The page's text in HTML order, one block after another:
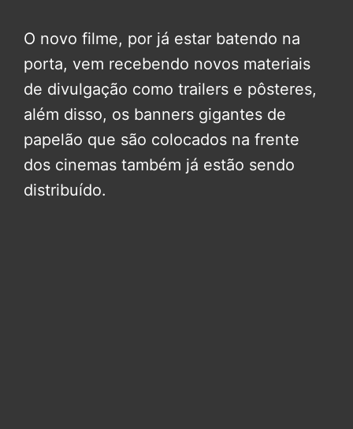
O novo filme, por já estar batendo na
porta, vem recebendo novos materiais
de divulgação como trailers e pôsteres,
além disso, os banners gigantes de
papelão que são colocados na frente
dos cinemas também já estão sendo
distribuído.